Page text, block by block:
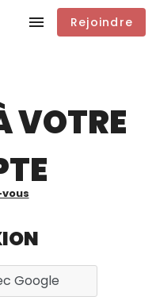
Rejoindre
VOTRE
Google